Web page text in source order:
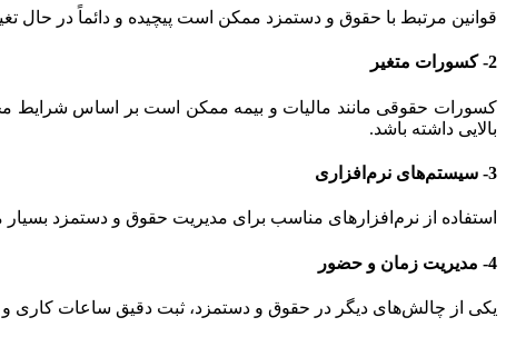
قوانین مرتبط با حقوق و دستمزد ممکن است پیچیده و دائماً در حال
2- کسورات متغیر
کسورات حقوقی مانند مالیات و بیمه ممکن است بر اساس شرایط
بالایی داشته باشد.
3- سیستم‌های نرم‌افزاری
استفاده از نرم‌افزارهای مناسب برای مدیریت حقوق و دستمزد
4- مدیریت زمان و حضور
یکی از چالش‌های دیگر در حقوق و دستمزد، ثبت دقیق ساعات کاری